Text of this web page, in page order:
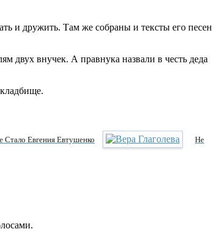
и дружить. Там же собраны и тексты его песен
двух внучек. А правнука назвали в честь деда
Стало Евгения Евтушенко
Не